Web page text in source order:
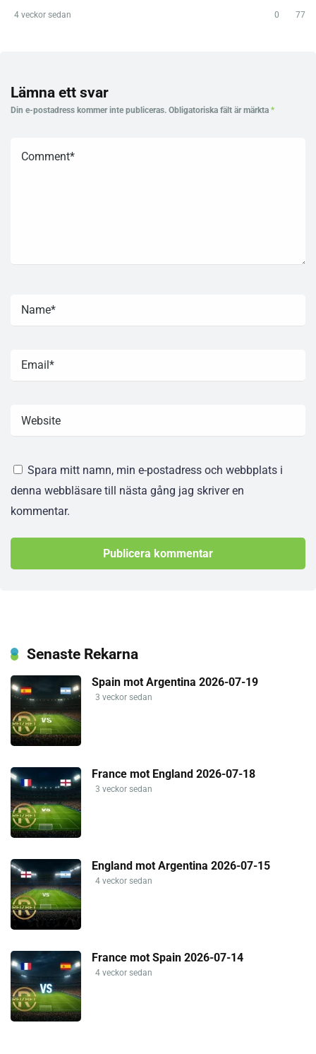
4 veckor sedan 0 77
Lämna ett svar
Din e-postadress kommer inte publiceras. Obligatoriska fält är märkta *
Spara mitt namn, min e-postadress och webbplats i
denna webbläsare till nästa gång jag skriver en
kommentar.
Senaste Rekarna
Spain mot Argentina 2026-07-19
3 veckor sedan
France mot England 2026-07-18
3 veckor sedan
England mot Argentina 2026-07-15
4 veckor sedan
France mot Spain 2026-07-14
4 veckor sedan